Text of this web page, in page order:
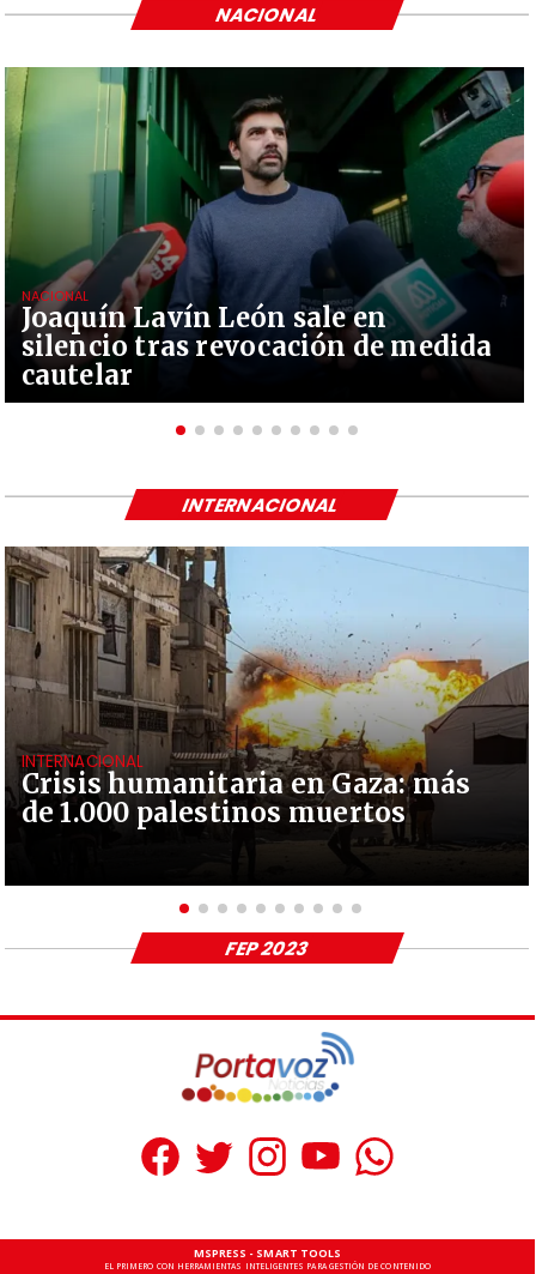
Joaquín Lavín León sale en
silencio tras revocación de medida
cautelar
NACIONAL
NACIONAL
Crisis humanitaria en Gaza: más
de 1.000 palestinos muertos
INTERNACIONAL
INTERNACIONAL
FEP 2023
MSPRESS - SMART TOOLS
EL PRIMERO CON HERRAMIENTAS INTELIGENTES PARA GESTIÓN DE CONTENIDO